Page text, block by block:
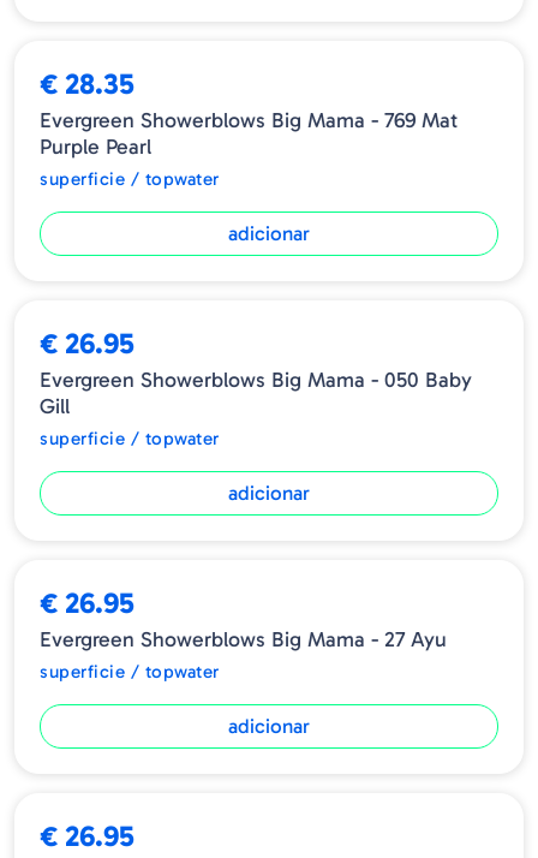
€ 28.35
Evergreen Showerblows Big Mama - 769 Mat
Purple Pearl
superficie / topwater
adicionar
€ 26.95
Evergreen Showerblows Big Mama - 050 Baby
Gill
superficie / topwater
adicionar
€ 26.95
Evergreen Showerblows Big Mama - 27 Ayu
superficie / topwater
adicionar
€ 26.95